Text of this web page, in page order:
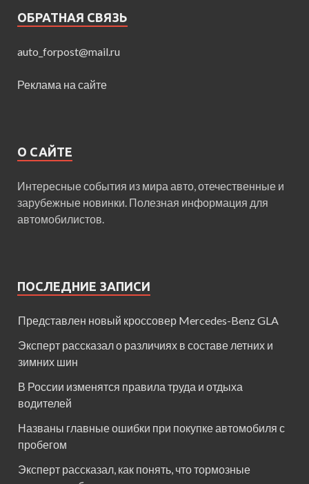
ОБРАТНАЯ СВЯЗЬ
auto_forpost@mail.ru
Реклама на сайте
О САЙТЕ
Интересные события из мира авто, отечественные и
зарубежные новинки. Полезная информация для
автомобилистов.
ПОСЛЕДНИЕ ЗАПИСИ
Представлен новый кроссовер Mercedes-Benz GLA
Эксперт рассказал о различиях в составе летних и
зимних шин
В России изменятся правила труда и отдыха
водителей
Названы главные ошибки при покупке автомобиля с
пробегом
Эксперт рассказал, как понять, что тормозные